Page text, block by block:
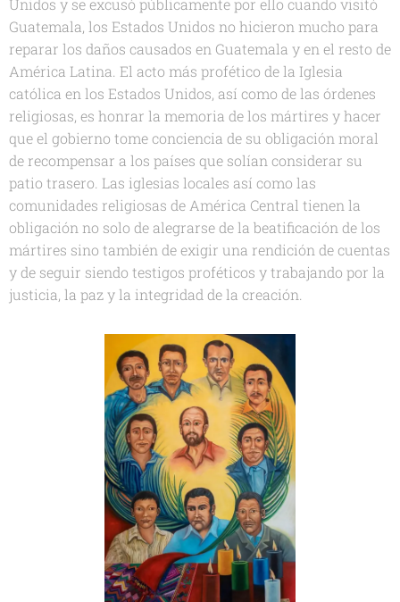
Unidos y se excusó públicamente por ello cuando visitó
Guatemala, los Estados Unidos no hicieron mucho para
reparar los daños causados en Guatemala y en el resto de
América Latina. El acto más profético de la Iglesia
católica en los Estados Unidos, así como de las órdenes
religiosas, es honrar la memoria de los mártires y hacer
que el gobierno tome conciencia de su obligación moral
de recompensar a los países que solían considerar su
patio trasero. Las iglesias locales así como las
comunidades religiosas de América Central tienen la
obligación no solo de alegrarse de la beatificación de los
mártires sino también de exigir una rendición de cuentas
y de seguir siendo testigos proféticos y trabajando por la
justicia, la paz y la integridad de la creación.